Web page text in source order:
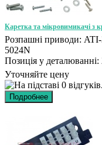
Каретка та мікровимикачі з
Розпашні приводи:
5024N
Позиція у
Уточняйте цену